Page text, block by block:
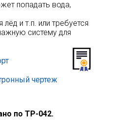
попадать вода,
и т.п. или требуется
систему для
чертеж
по ТР-042.